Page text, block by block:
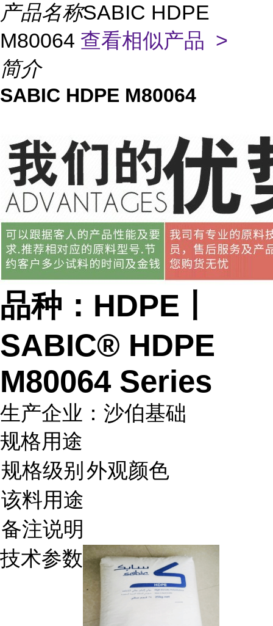
产品名称SABIC HDPE
M80064 查看相似产品 >
简介
SABIC HDPE M80064
品种：HDPE丨
SABIC® HDPE
M80064 Series
生产企业：沙伯基础
规格用途
规格级别 外观颜色
该料用途
备注说明
技术参数